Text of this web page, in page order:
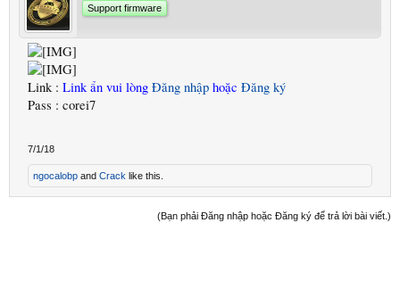
Support firmware
Link : Link ẩn vui lòng Đăng nhập hoặc Đăng ký
Pass : corei7
7/1/18
ngocalobp and Crack like this.
(Bạn phải Đăng nhập hoặc Đăng ký để trả lời bài viết.)